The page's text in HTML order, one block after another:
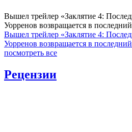
Вышел трейлер «Заклятие 4:
Уорренов возвращается в
Вышел трейлер «Заклятие 4:
Уорренов возвращается в
посмотреть все
Рецензии